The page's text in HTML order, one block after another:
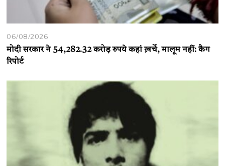
06/08/2026
मोदी सरकार ने 54,282.32 करोड़ रुपये कहां ख़र्चे, मालूम नहीं: कैग
रिपोर्ट